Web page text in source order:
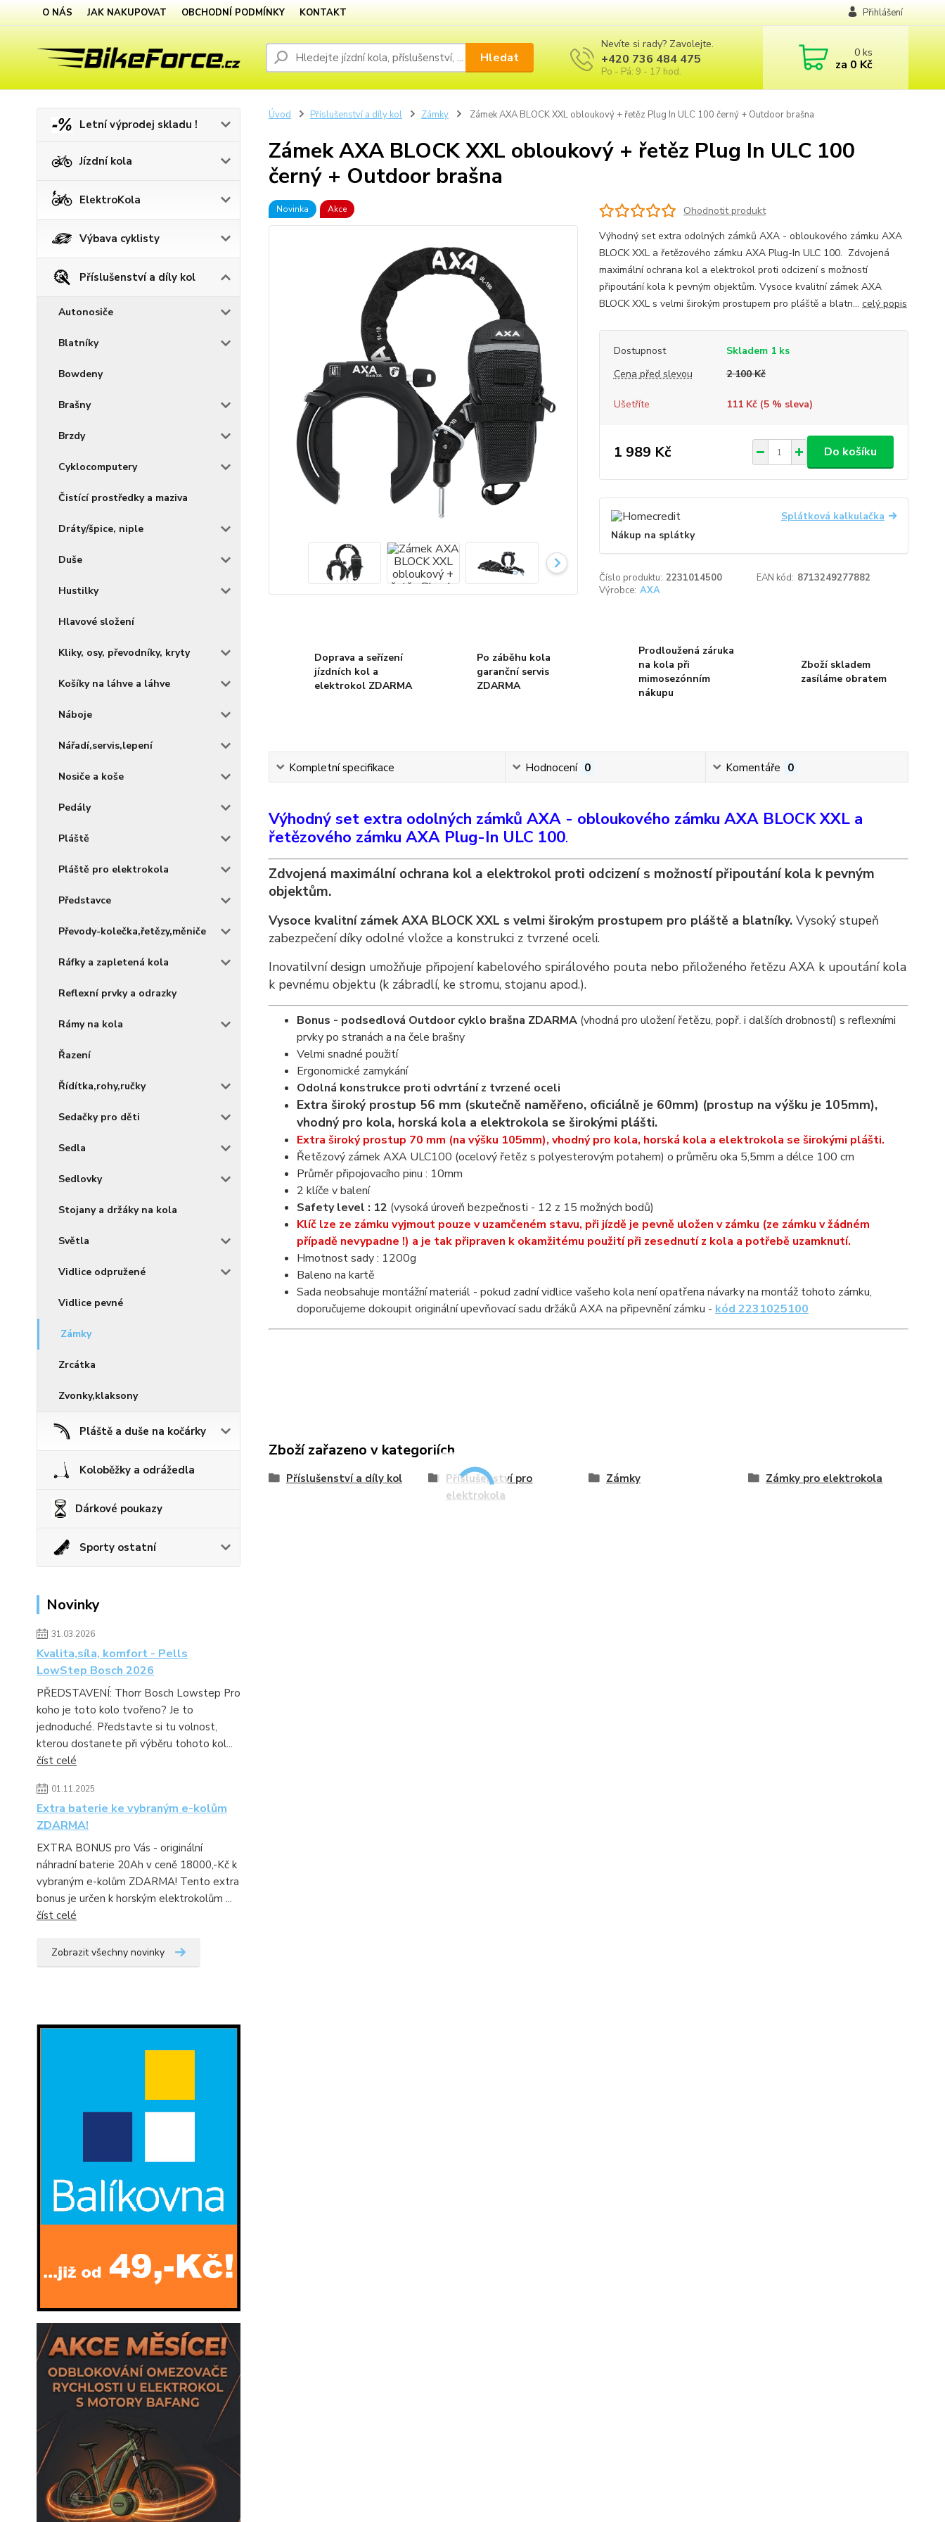
O NÁS JAK NAKUPOVAT OBCHODNÍ PODMÍNKY KONTAKT Přihlášení
Hledat
Nevíte si rady? Zavolejte.
+420 736 484 475
Po - Pá: 9 - 17 hod.
0ks
za 0 Kč
Letní výprodej skladu !
Jízdní kola
ElektroKola
Výbava cyklisty
Příslušenství a díly kol
Autonosiče
Blatníky
Bowdeny
Brašny
Brzdy
Cyklocomputery
Čistící prostředky a maziva
Dráty/špice, niple
Duše
Hustilky
Hlavové složení
Kliky, osy, převodníky, kryty
Košíky na láhve a láhve
Náboje
Nářadí,servis,lepení
Nosiče a koše
Pedály
Pláště
Pláště pro elektrokola
Představce
Převody-kolečka,řetězy,měniče
Ráfky a zapletená kola
Reflexní prvky a odrazky
Rámy na kola
Řazení
Řídítka,rohy,ručky
Sedačky pro děti
Sedla
Sedlovky
Stojany a držáky na kola
Světla
Vidlice odpružené
Vidlice pevné
Zámky
Zrcátka
Zvonky,klaksony
Pláště a duše na kočárky
Koloběžky a odrážedla
Dárkové poukazy
Sporty ostatní
Novinky
31.03.2026
Kvalita,síla, komfort - Pells
LowStep Bosch 2026
PŘEDSTAVENÍ: Thorr Bosch Lowstep Pro
koho je toto kolo tvořeno? Je to
jednoduché. Představte si tu volnost,
kterou dostanete při výběru tohoto kol...
číst celé
01.11.2025
Extra baterie ke vybraným e-kolům
ZDARMA!
EXTRA BONUS pro Vás - originální
náhradní baterie 20Ah v ceně 18000,-Kč k
vybraným e-kolům ZDARMA! Tento extra
bonus je určen k horským elektrokolům ...
číst celé
Zobrazit všechny novinky
Úvod Příslušenství a díly kol Zámky Zámek AXA BLOCK XXL obloukový + řetěz Plug In ULC 100 černý + Outdoor brašna
Zámek AXA BLOCK XXL obloukový + řetěz Plug In ULC 100
černý + Outdoor brašna
Novinka Akce
Ohodnotit produkt
Výhodný set extra odolných zámků AXA - obloukového zámku AXA
BLOCK XXL a řetězového zámku AXA Plug-In ULC 100. Zdvojená
maximální ochrana kol a elektrokol proti odcizení s možností
připoutání kola k pevným objektům. Vysoce kvalitní zámek AXA
BLOCK XXL s velmi širokým prostupem pro pláště a blatn... celý popis
Dostupnost
Skladem 1 ks
Cena před slevou
2 100 Kč
Ušetříte 111 Kč (5% sleva)
1 989 Kč Do košíku
Splátková kalkulačka
Nákup na splátky
Číslo produktu: 2231014500 EAN kód: 8713249277882
Výrobce: AXA
Doprava a seřízení
jízdních kol a
elektrokol ZDARMA
Po záběhu kola
garanční servis
ZDARMA
Prodloužená záruka
na kola při
mimosezónním
nákupu
Zboží skladem
zasíláme obratem
Kompletní specifikace Hodnocení 0 Komentáře 0
Výhodný set extra odolných zámků AXA - obloukového zámku AXA BLOCK XXL a
řetězového zámku AXA Plug-In ULC 100.
Zdvojená maximální ochrana kol a elektrokol proti odcizení s možností připoutání kola k pevným
objektům.
Vysoce kvalitní zámek AXA BLOCK XXL s velmi širokým prostupem pro pláště a blatníky.Vysoký stupeň
zabezpečení díky odolné vložce a konstrukci z tvrzené oceli.
Inovatilvní design umožňuje připojení kabelového spirálového pouta nebo přiloženého řetězu AXA k upoutání kola
k pevnému objektu (k zábradlí, ke stromu, stojanu apod.).
Bonus - podsedlová Outdoor cyklo brašna ZDARMA(vhodná pro uložení řetězu, popř. i dalších drobností) s reflexními
prvky po stranách a na čele brašny
Velmi snadné použití
Ergonomické zamykání
Odolná konstrukce proti odvrtání z tvrzené oceli
Extra široký prostup 56 mm (skutečně naměřeno, oficiálně je 60mm) (prostup na výšku je 105mm),
vhodný pro kola, horská kola a elektrokola se širokými plášti.
Extra široký prostup 70 mm (na výšku 105mm), vhodný pro kola, horská kola a elektrokola se širokými plášti.
Řetězový zámek AXA ULC100 (ocelový řetěz s polyesterovým potahem) o průměru oka 5,5mm a délce 100 cm
Průměr připojovacího pinu : 10mm
2 klíče v balení
Safety level : 12 (vysoká úroveň bezpečnosti - 12 z 15 možných bodů)
Klíč lze ze zámku vyjmout pouze v uzamčeném stavu, při jízdě je pevně uložen v zámku (ze zámku v žádném
případě nevypadne !) a je tak připraven k okamžitému použití při zesednutí z kola a potřebě uzamknutí.
Hmotnost sady : 1200g
Baleno na kartě
Sada neobsahuje montážní materiál - pokud zadní vidlice vašeho kola není opatřena návarky na montáž tohoto zámku,
doporučujeme dokoupit originální upevňovací sadu držáků AXA na připevnění zámku - kód 2231025100
Zboží zařazeno v kategoriích
Příslušenství a díly kol
Příslušenství pro
elektrokola
Zámky Zámky pro elektrokola